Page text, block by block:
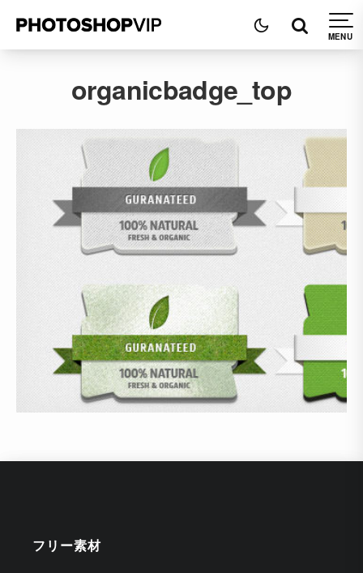
organicbadge_top
フリー素材